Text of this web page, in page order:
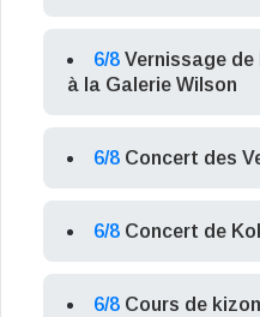
6/8 Vernissage
à la Galerie Wilson
6/8 Concert des
6/8 Concert de
6/8 Cours de